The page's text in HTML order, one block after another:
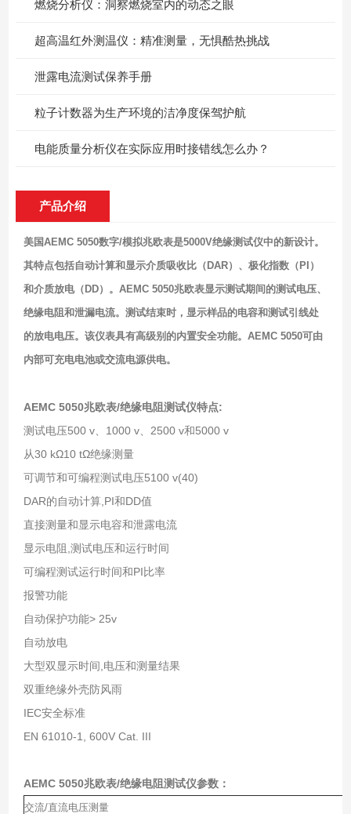
燃烧分析仪：洞察燃烧室内的动态之眼
超高温红外测温仪：精准测量，无惧酷热挑战
泄露电流测试保养手册
粒子计数器为生产环境的洁净度保驾护航
电能质量分析仪在实际应用时接错线怎么办？
产品介绍
美国AEMC 5050数字/模拟兆欧表是5000V绝缘测试仪中的新设计。
其特点包括自动计算和显示介质吸收比（DAR）、极化指数（PI）
和介质放电（DD）。AEMC 5050兆欧表显示测试期间的测试电压、
绝缘电阻和泄漏电流。测试结束时，显示样品的电容和测试引线处
的放电电压。该仪表具有高级别的内置安全功能。AEMC 5050可由
内部可充电电池或交流电源供电。
AEMC 5050兆欧表/绝缘电阻测试仪​特点:
测试电压500 v、1000 v、2500 v和5000 v
从30 kΩ10 tΩ绝缘测量
可调节和可编程测试电压5100 v(40)
DAR的自动计算,PI和DD值
直接测量和显示电容和泄露电流
显示电阻,测试电压和运行时间
可编程测试运行时间和PI比率
报警功能
自动保护功能> 25v
自动放电
大型双显示时间,电压和测量结果
双重绝缘外壳防风雨
IEC安全标准
EN 61010-1, 600V Cat. III
AEMC 5050兆欧表/绝缘电阻测试仪​参数：
交流/直流电压测量